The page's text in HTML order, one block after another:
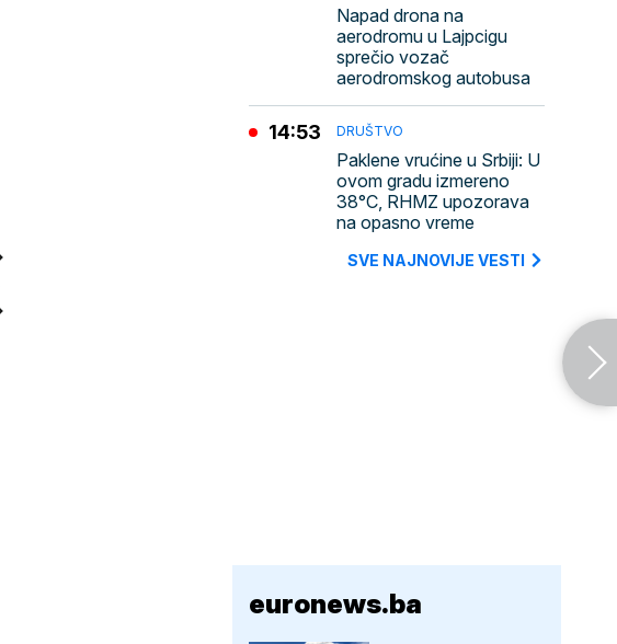
Napad drona na
aerodromu u Lajpcigu
sprečio vozač
aerodromskog autobusa
DRUŠTVO
Paklene vrućine u Srbiji: U
ovom gradu izmereno
38°C, RHMZ upozorava
na opasno vreme
14:53
SVE NAJNOVIJE VESTI
euronews.ba